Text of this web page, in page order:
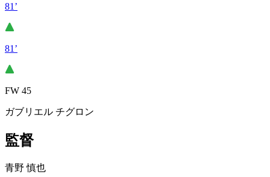
81’
81’
FW 45
ガブリエル チグロン
監督
青野 慎也